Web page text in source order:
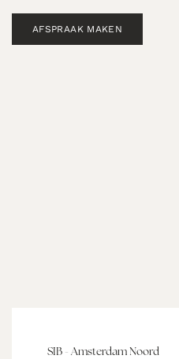
AFSPRAAK MAKEN
SIB - Amsterdam Noord